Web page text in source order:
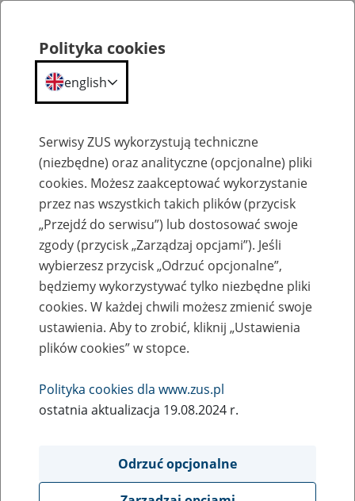
Bieżące wyjaśnienia komórek merytorycznych
Zasiłek chorobowy dla pracowników,
którzy ukończyli 50 rok życia
30
January
2009
pracownika do pracy wskutek choroby lub odosobnienia w
związku z chorobą zakaźną trwającej, w przypadku
Polityka cookies
english
Serwisy ZUS wykorzystują techniczne
(niezbędne) oraz analityczne (opcjonalne) pliki
cookies. Możesz zaakceptować wykorzystanie
przez nas wszystkich takich plików (przycisk
„Przejdź do serwisu”) lub dostosować swoje
zgody (przycisk „Zarządzaj opcjami”). Jeśli
wybierzesz przycisk „Odrzuć opcjonalne”,
będziemy wykorzystywać tylko niezbędne pliki
cookies. W każdej chwili możesz zmienić swoje
ustawienia. Aby to zrobić, kliknij „Ustawienia
plików cookies” w stopce.
Polityka cookies dla www.zus.pl
ostatnia aktualizacja 19.08.2024 r.
Odrzuć opcjonalne